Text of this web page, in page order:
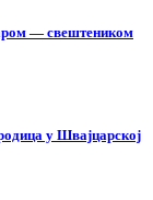
— свештеником
у Швајцарској